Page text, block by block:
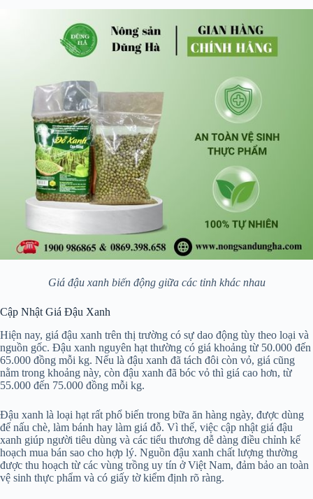
Giá đậu xanh biến động giữa các tỉnh khác nhau
Cập Nhật Giá Đậu Xanh
Hiện nay, giá đậu xanh trên thị trường có sự dao động tùy theo loại và
nguồn gốc. Đậu xanh nguyên hạt thường có giá khoảng từ 50.000 đến
65.000 đồng mỗi kg. Nếu là đậu xanh đã tách đôi còn vỏ, giá cũng
nằm trong khoảng này, còn đậu xanh đã bóc vỏ thì giá cao hơn, từ
55.000 đến 75.000 đồng mỗi kg.
Đậu xanh là loại hạt rất phổ biến trong bữa ăn hàng ngày, được dùng
để nấu chè, làm bánh hay làm giá đỗ. Vì thế, việc cập nhật giá đậu
xanh giúp người tiêu dùng và các tiểu thương dễ dàng điều chỉnh kế
hoạch mua bán sao cho hợp lý. Nguồn đậu xanh chất lượng thường
được thu hoạch từ các vùng trồng uy tín ở Việt Nam, đảm bảo an toàn
vệ sinh thực phẩm và có giấy tờ kiểm định rõ ràng.